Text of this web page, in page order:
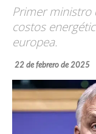
Primer ministro
costos
europea.
22 de febrero de 2025